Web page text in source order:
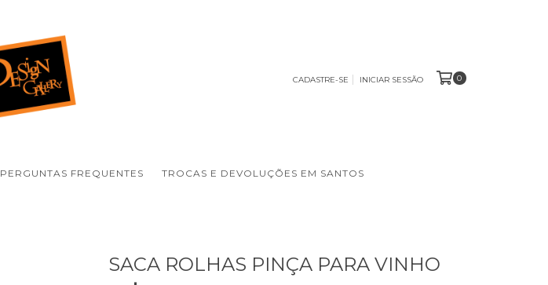
CADASTRE-SE INICIAR SESSÃO 0
PERGUNTAS FREQUENTES TROCAS E DEVOLUÇÕES EM SANTOS
SACA ROLHAS PINÇA PARA VINHO